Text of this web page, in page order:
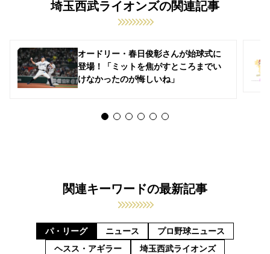
埼玉西武ライオンズの関連記事
オードリー・春日俊彰さんが始球式に
登場！「ミットを焦がすところまでい
けなかったのが悔しいね」
関連キーワードの最新記事
パ・リーグ ニュース
プロ野球ニュース
ヘスス・アギラー
埼玉西武ライオンズ